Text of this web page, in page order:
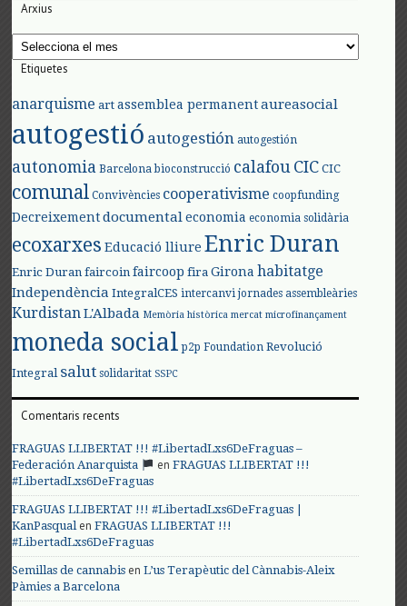
Arxius
Arxius
Etiquetes
anarquisme art assemblea permanent aureasocial
autogestió autogestión autogestión
autonomia Barcelona bioconstrucció calafouCIC CIC
comunal Convivències cooperativisme coopfunding
Decreixement documental economia economia solidària
ecoxarxes Educació lliure Enric Duran
Enric Duran faircoin faircoop fira Girona habitatge
Independència IntegralCES intercanvi jornades assembleàries
KurdistanL'Albada Memòria històrica mercat microfinançament
moneda social p2p Foundation Revolució
Integral salut solidaritat SSPC
Comentaris recents
FRAGUAS LLIBERTAT !!! #LibertadLxs6DeFraguas –
Federación Anarquista
enFRAGUAS LLIBERTAT !!!
#LibertadLxs6DeFraguas
FRAGUAS LLIBERTAT !!! #LibertadLxs6DeFraguas |
KanPasqualenFRAGUAS LLIBERTAT !!!
#LibertadLxs6DeFraguas
Semillas de cannabis enL’us Terapèutic del Cànnabis-Aleix
Pàmies a Barcelona